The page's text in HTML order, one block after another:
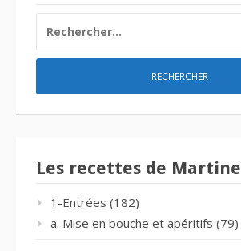
Les recettes de Martine
1-Entrées (182)
a. Mise en bouche et apéritifs (79)